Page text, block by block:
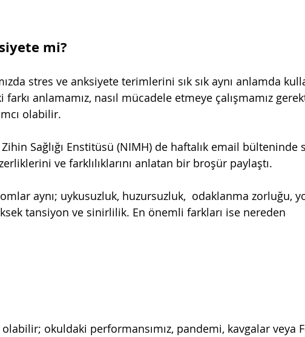
mi?
stres ve anksiyete terimlerini sık sık aynı anlamda
farkı anlamamız, nasıl mücadele etmeye çalışmamız
olabilir.
Sağlığı Enstitüsü (NIMH) de haftalık email bülteninde
ve farklılıklarını anlatan bir broşür paylaştı.
aynı; uykusuzluk, huzursuzluk,  odaklanma zorluğu,
tansiyon ve sinirlilik. En önemli farkları ise nereden
olabilir; okuldaki performansımız, pandemi, kavgalar veya